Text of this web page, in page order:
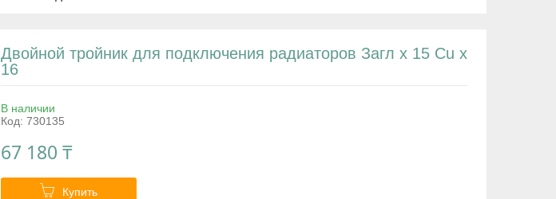
Двойной тройник для подключения радиаторов Загл х 15 Cu х
16
В наличии
Код: 730135
67 180 ₸
Купить